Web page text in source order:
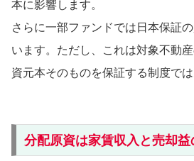
本に影響します。
さらに一部ファンドでは日本保証
います。ただし、これは対象不動
資元本そのものを保証する制度では
分配原資は家賃収入と売却